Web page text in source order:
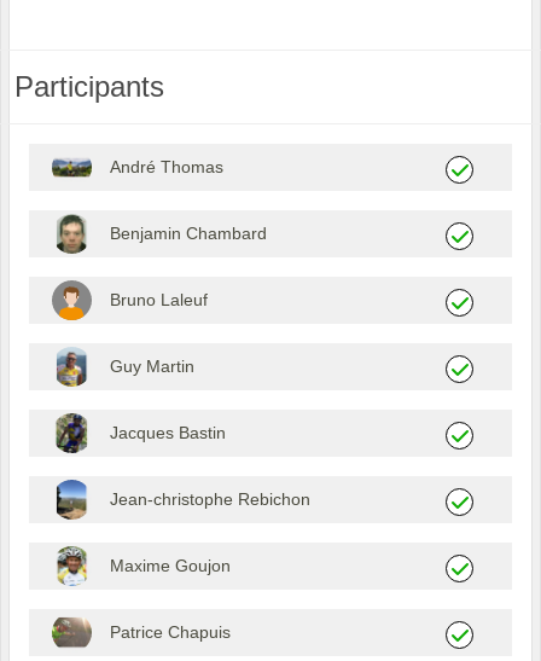
Participants
André Thomas
Benjamin Chambard
Bruno Laleuf
Guy Martin
Jacques Bastin
Jean-christophe Rebichon
Maxime Goujon
Patrice Chapuis